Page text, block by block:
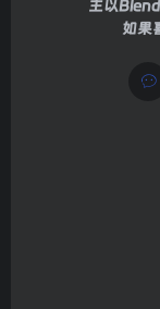
主以
如果